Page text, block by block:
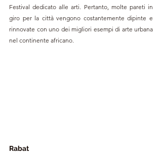
Festival dedicato alle arti. Pertanto, molte pareti in
giro per la città vengono costantemente dipinte e
rinnovate con uno dei migliori esempi di arte urbana
nel continente africano.
Rabat